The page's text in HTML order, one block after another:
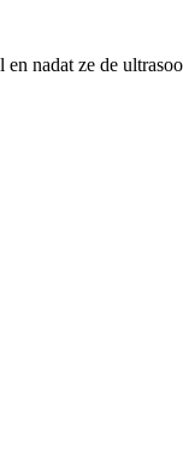
nadat ze de